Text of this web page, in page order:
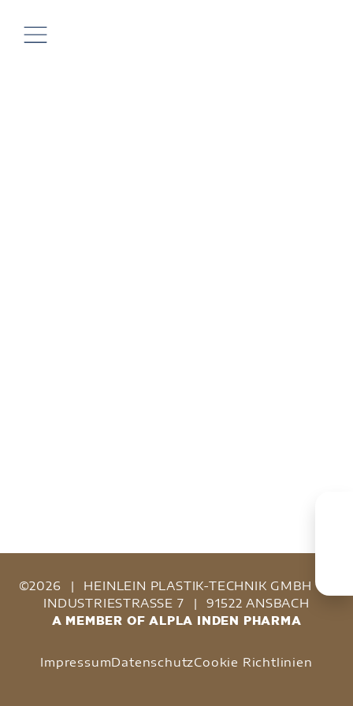
©2026 | HEINLEIN PLASTIK-TECHNIK GMBH
INDUSTRIESTRASSE 7
| 91522 ANSBACH
A MEMBER OF ALPLA INDEN PHARMA
ImpressumDatenschutzCookie Richtlinien